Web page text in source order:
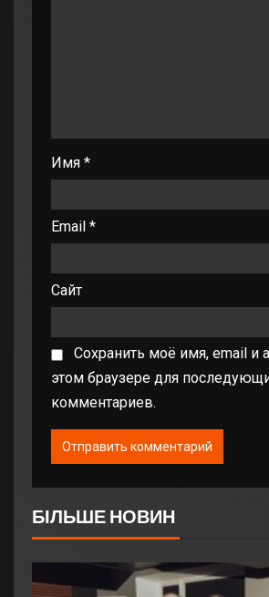
Имя *
Email *
Сайт
Сохранить моё имя, email и
этом браузере для
комментариев.
БІЛЬШЕ НОВИН